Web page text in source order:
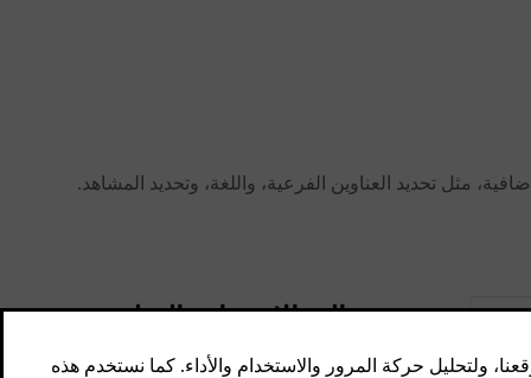
المقالات ذات الصلة